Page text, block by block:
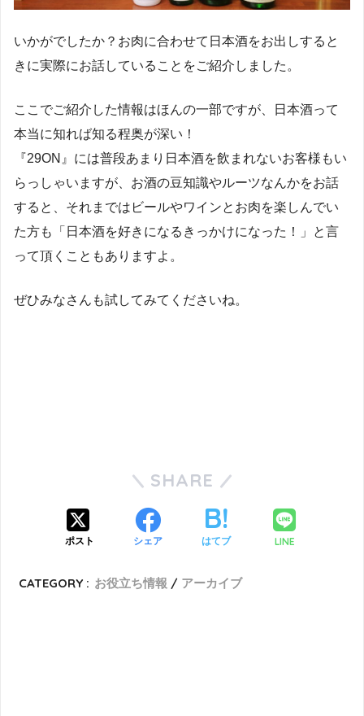
いかがでしたか？お肉に合わせて日本酒をお出しすると
きに実際にお話していることをご紹介しました。
ここでご紹介した情報はほんの一部ですが、日本酒って
本当に知れば知る程奥が深い！
『29ON』には普段あまり日本酒を飲まれないお客様もい
らっしゃいますが、お酒の豆知識やルーツなんかをお話
すると、それまではビールやワインとお肉を楽しんでい
た方も「日本酒を好きになるきっかけになった！」と言
って頂くこともありますよ。
ぜひみなさんも試してみてくださいね。
SHARE
ポスト シェア はてブ LINE
CATEGORY : お役立ち情報 アーカイブ